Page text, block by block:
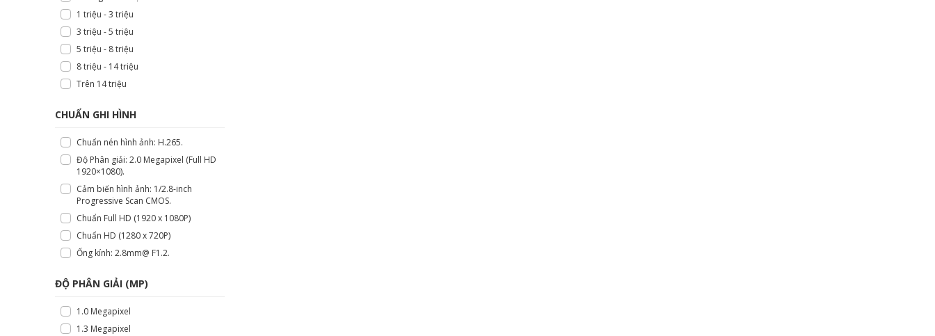
1 triệu - 3 triệu
3 triệu - 5 triệu
5 triệu - 8 triệu
8 triệu - 14 triệu
Trên 14 triệu
CHUẨN GHI HÌNH
Chuẩn nén hình ảnh: H.265.
Độ Phân giải: 2.0 Megapixel (Full HD
1920×1080).
Cảm biến hình ảnh: 1/2.8-inch
Progressive Scan CMOS.
Chuẩn Full HD (1920 x 1080P)
Chuẩn HD (1280 x 720P)
Ống kính: 2.8mm@ F1.2.
ĐỘ PHÂN GIẢI (MP)
1.0 Megapixel
1.3 Megapixel